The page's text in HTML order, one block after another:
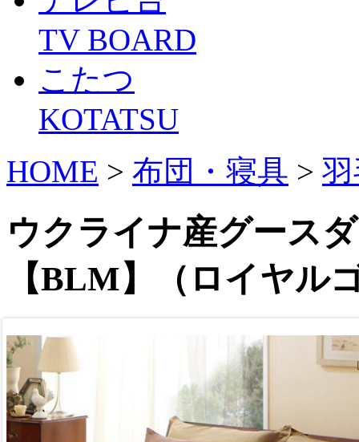
TV BOARD
こたつ
KOTATSU
HOME > 布団・寝具 >
ウクライナ産グース
【BLM】（ロイヤル